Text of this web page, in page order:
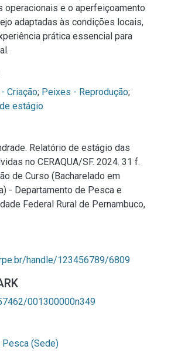
operacionais e o aperfeiçoamento
adaptadas às condições locais,
prática essencial para
Criação; Peixes - Reprodução;
estágio
Relatório de estágio das
no CERAQUA/SF. 2024. 31 f.
de Curso (Bacharelado em
- Departamento de Pesca e
Federal Rural de Pernambuco,
handle/123456789/6809
001300000n349
Pesca (Sede)